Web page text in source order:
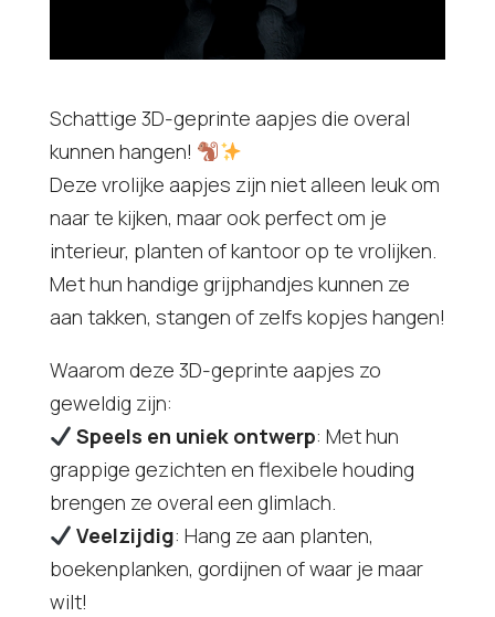
Schattige 3D-geprinte aapjes die overal
kunnen hangen!
Deze vrolijke aapjes zijn niet alleen leuk om
naar te kijken, maar ook perfect om je
interieur, planten of kantoor op te vrolijken.
Met hun handige grijphandjes kunnen ze
aan takken, stangen of zelfs kopjes hangen!
Waarom deze 3D-geprinte aapjes zo
geweldig zijn:
Speels en uniek ontwerp: Met hun
grappige gezichten en flexibele houding
brengen ze overal een glimlach.
Veelzijdig: Hang ze aan planten,
boekenplanken, gordijnen of waar je maar
wilt!